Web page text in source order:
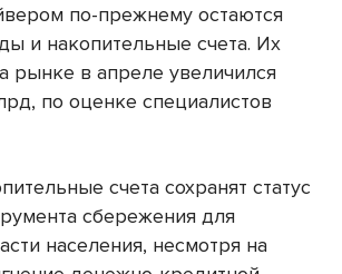
по-прежнему остаются
и накопительные счета. Их
рынке в апреле увеличился
по оценке специалистов
счета сохранят статус
сбережения для
населения, несмотря на